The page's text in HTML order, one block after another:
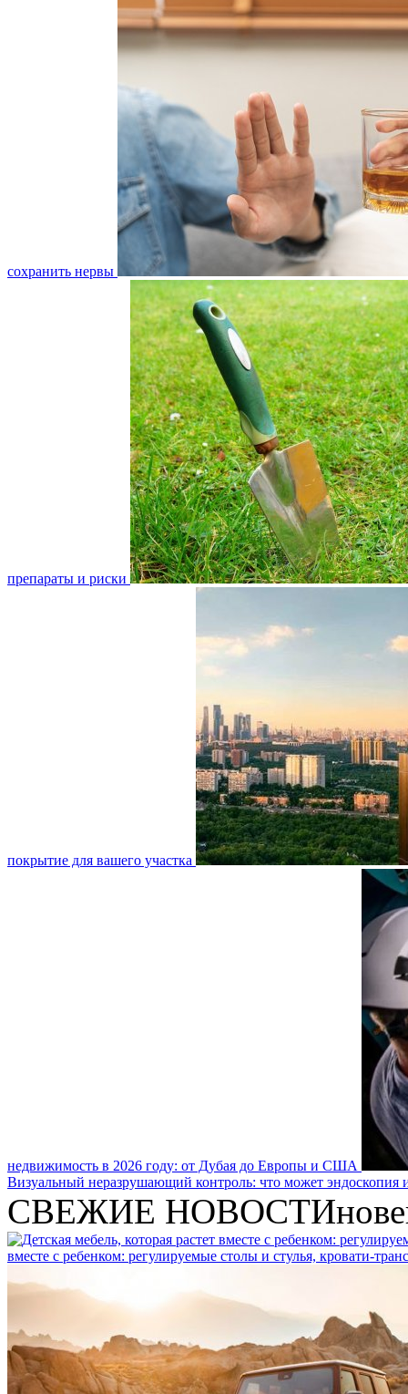
сохранить нервы
препараты и риски
покрытие для вашего участка
недвижимость в 2026 году: от Дубая до Европы и США
Визуальный неразрушающий контроль: что может эндоскопия
СВЕЖИЕ НОВОСТИ
вместе с ребенком: регулируемые столы и стулья, кровати-